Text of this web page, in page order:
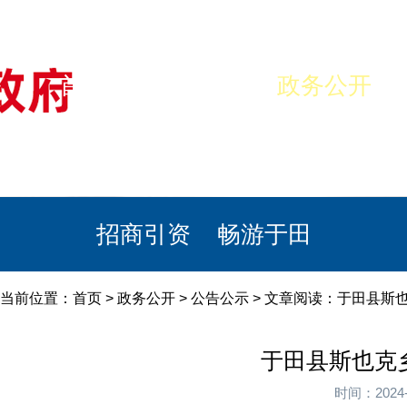
首页 政务公开
招商引资 畅游于田
当前位置： 首页 > 政务公开 > 公告公示 > 文章阅读：于田县斯
于田县斯也克
时间：